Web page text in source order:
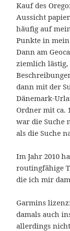
Kauf des
Aussicht
häufig auf
Punkte in
Dann am
ziemlich
dann mit der
Dänemark-
Ordner mit ca.
war die Suche
als die Suche
Im Jahr 2010
routingfähige
die ich mir
Garmins
damals auch
allerdings